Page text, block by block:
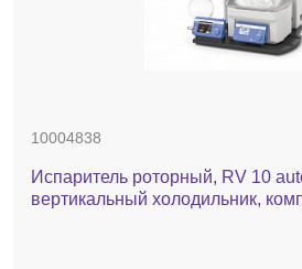
10004838
Испаритель роторный, RV 10
вертикальный холодильник,